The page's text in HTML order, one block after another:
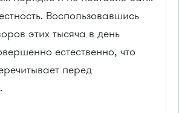
Воспользовавшись
этих тысяча в день
естественно, что
перед